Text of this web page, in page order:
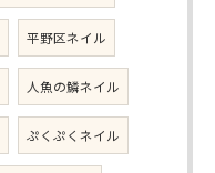
平野区ネイル
人魚の鱗ネイル
ぷくぷくネイル